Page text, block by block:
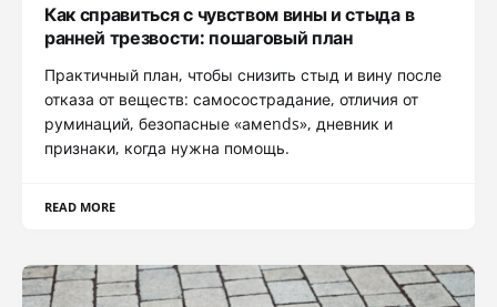
Как справиться с чувством вины и стыда в
ранней трезвости: пошаговый план
Практичный план, чтобы снизить стыд и вину после
отказа от веществ: самосострадание, отличия от
руминаций, безопасные «амends», дневник и
признаки, когда нужна помощь.
READ MORE